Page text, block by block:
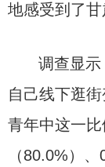
地感受到了
调查显
自己线下逛
青年中这一
（80.0%）